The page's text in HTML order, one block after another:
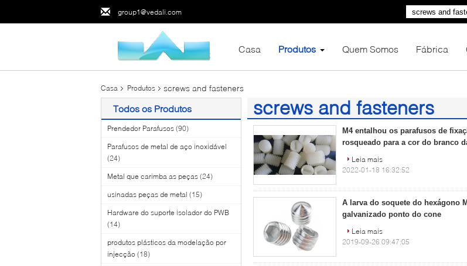
group1@vedali.com
Casa Produtos Quem Somos Fábrica
Casa Produtos screws and fasteners
Todos os Produtos
Prendedor Parafusos (90)
Parafusos de metal de aço inoxidável
(24)
Metal que carimba as peças (24)
usinadas peças de metal (15)
Hardware do suporte isolador do PWB
(14)
produtos plásticos da modelação por
injecção (18)
screws and fasteners
(164)
M4 entalhou os parafusos de
rosqueado para a cor do branco
Leia mais
2022-01-18 16:32:52
A larva do soquete do hexágono
galvanizado ponto do cone
Leia mais
2019-09-26 09:47:05